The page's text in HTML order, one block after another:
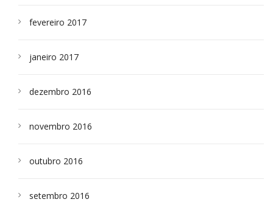
fevereiro 2017
janeiro 2017
dezembro 2016
novembro 2016
outubro 2016
setembro 2016